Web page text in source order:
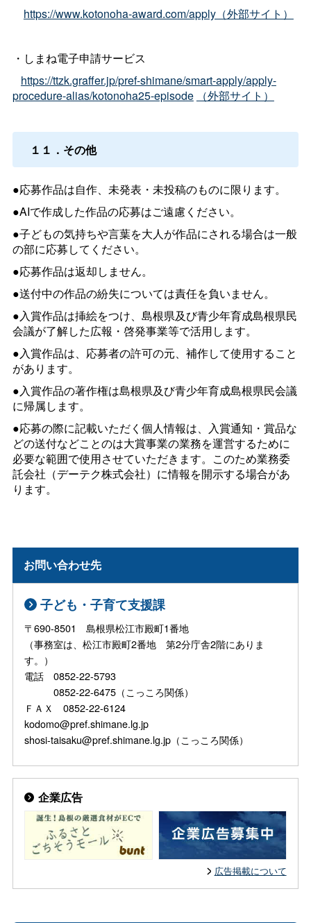
https://www.kotonoha-award.com/apply（外部サイト）
・しまね電子申請サービス
https://ttzk.graffer.jp/pref-shimane/smart-apply/apply-
procedure-alias/kotonoha25-episode
（外部サイト）
１１．その他
●応募作品は自作、未発表・未投稿のものに限ります。
●AIで作成した作品の応募はご遠慮ください。
●子どもの気持ちや言葉を大人が作品にされる場合は一般
の部に応募してください。
●応募作品は返却しません。
●送付中の作品の紛失については責任を負いません。
●入賞作品は挿絵をつけ、島根県及び青少年育成島根県民
会議が了解した広報・啓発事業等で活用します。
●入賞作品は、応募者の許可の元、補作して使用すること
があります。
●入賞作品の著作権は島根県及び青少年育成島根県民会議
に帰属します。
●応募の際に記載いただく個人情報は、入賞通知・賞品な
どの送付などことのは大賞事業の業務を運営するために
必要な範囲で使用させていただきます。このため業務委
託会社（デーテク株式会社）に情報を開示する場合があ
ります。
お問い合わせ先
子ども・子育て支援課
〒690-8501 島根県松江市殿町1番地
（事務室は、松江市殿町2番地 第2分庁舎2階にありま
す。）
電話 0852-22-5793
0852-22-6475（こっころ関係）
ＦＡＸ 0852-22-6124
kodomo@pref.shimane.lg.jp
shosi-taisaku@pref.shimane.lg.jp（こっころ関係）
企業広告
広告掲載について